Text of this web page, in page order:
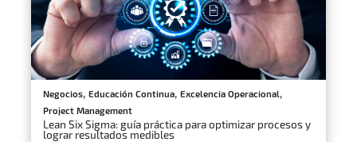
Negocios, Educación Continua, Excelencia Operacional,
Project Management
Lean Six Sigma: guía práctica para optimizar procesos y
lograr resultados medibles